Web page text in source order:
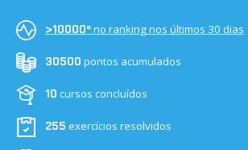
>10000ºno ranking nos últimos 30 dias
30500 pontos acumulados
10 cursos concluídos
255 exercícios resolvidos